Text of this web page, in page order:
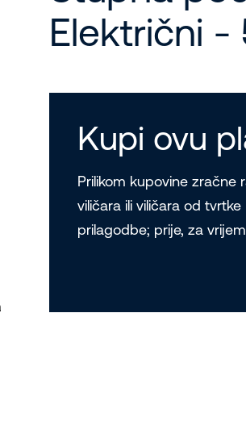
Električni -
Kupi ovu
Prilikom kupovine zračne
viličara ili viličara od
prilagodbe; prije, za